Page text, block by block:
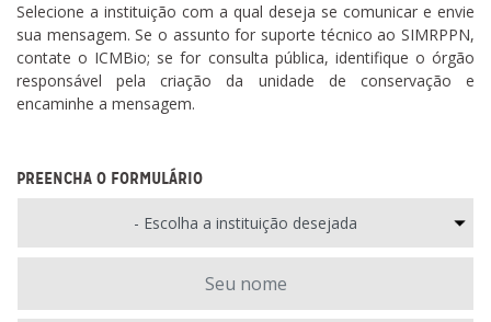
Selecione a instituição com a qual deseja se comunicar e envie
sua mensagem. Se o assunto for suporte técnico ao SIMRPPN,
contate o ICMBio; se for consulta pública, identifique o órgão
responsável pela criação da unidade de conservação e
encaminhe a mensagem.
PREENCHA O FORMULÁRIO